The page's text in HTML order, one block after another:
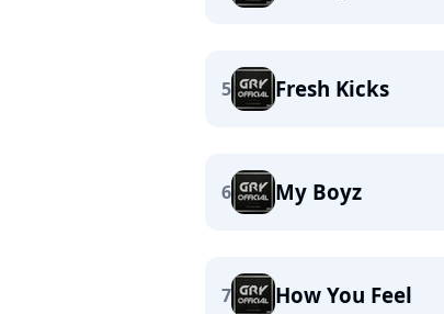
5 Fresh Kicks
6 My Boyz
7 How You Feel